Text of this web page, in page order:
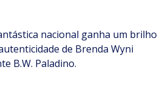
nacional ganha um brilho
de Brenda Wyni
B.W. Paladino.